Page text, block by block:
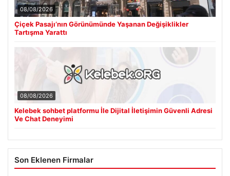
08/08/2026
Çiçek Pasajı’nın Görünümünde Yaşanan Değişiklikler
Tartışma Yarattı
08/08/2026
Kelebek sohbet platformu İle Dijital İletişimin Güvenli Adresi
Ve Chat Deneyimi
Son Eklenen Firmalar